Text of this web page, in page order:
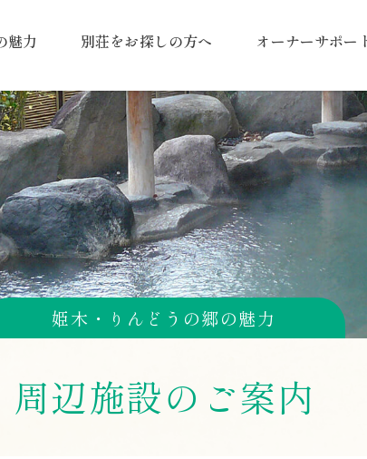
魅力 別荘をお探しの方へ オーナーサポー
姫木・りんどうの郷の魅力
周辺施設のご案内